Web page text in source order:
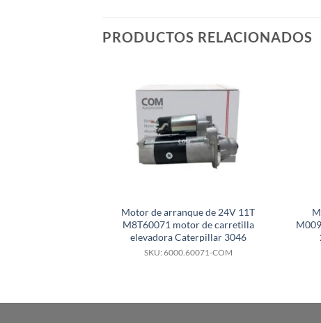
PRODUCTOS RELACIONADOS
Motor de arranque de 24V 11T
M8T60071 motor de carretilla
elevadora Caterpillar 3046
SKU: 6000.60071-COM